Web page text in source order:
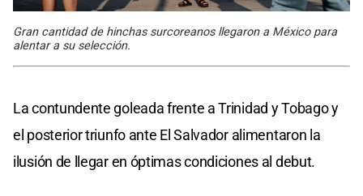
Gran cantidad de hinchas surcoreanos llegaron a México para
alentar a su selección.
La contundente goleada frente a Trinidad y Tobago y
el posterior triunfo ante El Salvador alimentaron la
ilusión de llegar en óptimas condiciones al debut.